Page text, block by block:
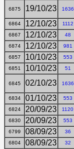
6875 19/10/23 1636
6864 12/10/23 1112
6867 12/10/23 48
6874 12/10/23 981
6857 10/10/23 553
6851 10/10/23 51
6845 02/10/23 1636
6834 01/10/23 553
6824 20/09/23 1120
6830 20/09/23 553
6799 08/09/23 36
6804 08/09/23 32